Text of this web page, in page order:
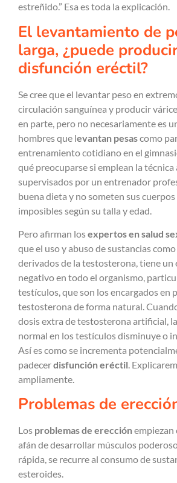
estreñido.” Esa es toda la explicación.
El levantamiento de
larga, ¿puede
disfunción eréctil?
Se cree que el levantar peso en
circulación sanguínea y producir
en parte, pero no necesariamente es
hombres que levantan pesascomo
entrenamiento cotidiano en el
qué preocuparse si emplean la técnica
supervisados por un entrenador
buena dieta y no someten sus cuerpos
imposibles según su talla y edad.
Pero afirman losexpertos en salud
que el uso y abuso de sustancias
derivados de la testosterona, tiene un
negativo en todo el organismo,
testículos, que son los encargados en
testosterona de forma natural.
dosis extra de testosterona artificial,
normal en los testículos disminuye o
Así es como se incrementa
padecerdisfunción eréctil.
ampliamente.
Problemas de
Los problemas de erecciónempiezan
afán de desarrollar músculos
rápida, se recurre al consumo de
esteroides.